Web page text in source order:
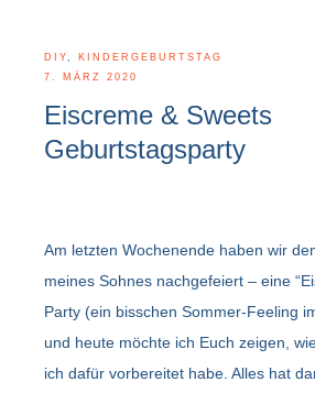
DIY, KINDERGEBURTSTAG
7. MÄRZ 2020
Eiscreme & Sweets
Geburtstagsparty
Am letzten Wochenende haben wir
meines Sohnes nachgefeiert – eine
Party (ein bisschen Sommer-Feeling
und heute möchte ich Euch zeigen,
ich dafür vorbereitet habe. Alles hat